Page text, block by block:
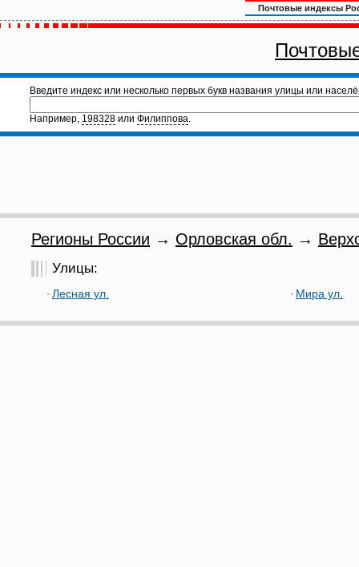
Почтовые индексы
Введите индекс или несколько первых букв названия улицы или
Например, 198328 или Филиппова.
Регионы России → Орловская обл. →
Улицы:
Лесная ул. Мира ул.